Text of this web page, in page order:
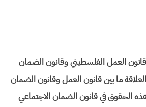
العمل الفلسطيني وقانون الضمان
ما بين قانون العمل وقانون الضمان
الحقوق في قانون الضمان الاجتماعي